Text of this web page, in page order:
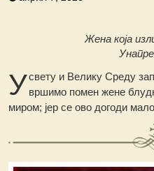
Жена која
Усвету и Велику Среду
вршимо помен жене
миром; јер се ово догоди